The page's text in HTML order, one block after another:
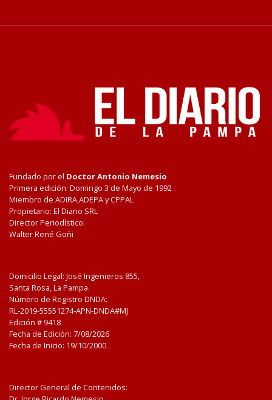
Fundado por el Doctor Antonio Nemesio
Primera edición: Domingo 3 de Mayo de 1992
Miembro de ADIRA,ADEPA y CPPAL
Propietario: El Diario SRL
Director Periodístico:
Walter René Goñi
Domicilio Legal: José Ingenieros 855,
Santa Rosa, La Pampa.
Número de Registro DNDA:
RL-2019-55551274-APN-DNDA#MJ
Edición # 9418
Fecha de Edición: 7/08/2026
Fecha de Inicio: 19/10/2000
Director General de Contenidos: